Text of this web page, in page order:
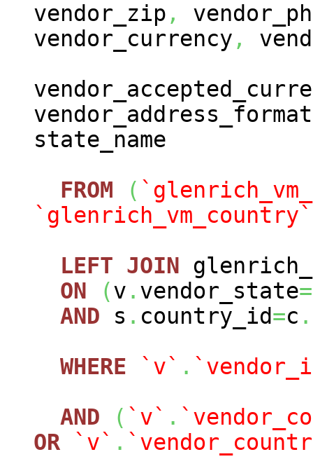
vendor_zip ,
vendor_currency ,
vendor_address_format
state_name
FROM
(
`glenrich_vm_country`
LEFT JOIN
ON
(v . vendor_state=
AND s . country_id=c .
WHERE
`v` .
AND
( `v` .
OR
`v` .